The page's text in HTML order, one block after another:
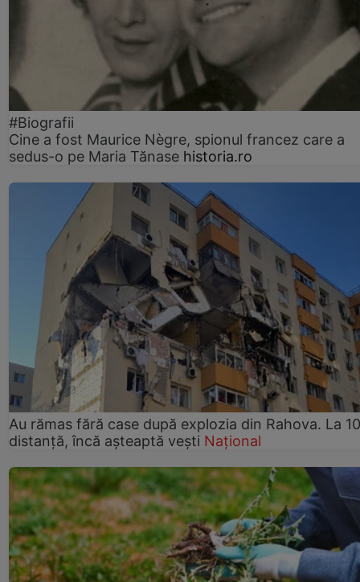
#Biografii
Cine a fost Maurice Nègre, spionul francez care a
sedus-o pe Maria Tănase historia.ro
Au rămas fără case după explozia din Rahova. La
distanță, încă așteaptă vești Național